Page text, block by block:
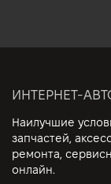
ИНТЕРНЕТ-
Наилучшие
запчастей,
ремонта,
онлайн.